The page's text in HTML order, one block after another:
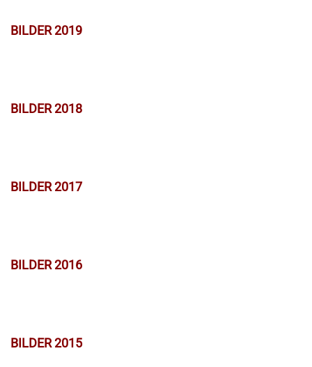
BILDER 2019
BILDER 2018
BILDER 2017
BILDER 2016
BILDER 2015